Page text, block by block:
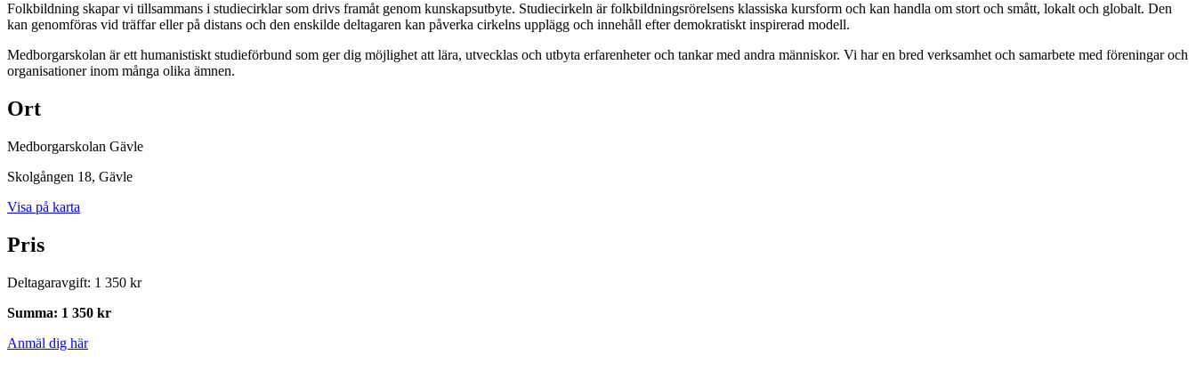
Folkbildning skapar vi tillsammans i studiecirklar som drivs framåt genom kunskapsutbyte. Studiecirkeln är folkbildningsrörelsens klassiska kursform och kan handla om stort och smått, lokalt och globalt. Den
kan genomföras vid träffar eller på distans och den enskilde deltagaren kan påverka cirkelns upplägg och innehåll efter demokratiskt inspirerad modell.
Medborgarskolan är ett humanistiskt studieförbund som ger dig möjlighet att lära, utvecklas och utbyta erfarenheter och tankar med andra människor. Vi har en bred verksamhet och samarbete med föreningar och
organisationer inom många olika ämnen.
Ort
Medborgarskolan Gävle
Skolgången 18, Gävle
Visa på karta
Pris
Deltagaravgift: 1 350 kr
Summa: 1 350 kr
Anmäl dig här